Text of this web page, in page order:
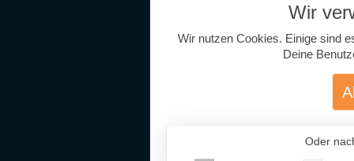
Wir
Wir nutzen Cookies. Einige sind
Deine
Oder